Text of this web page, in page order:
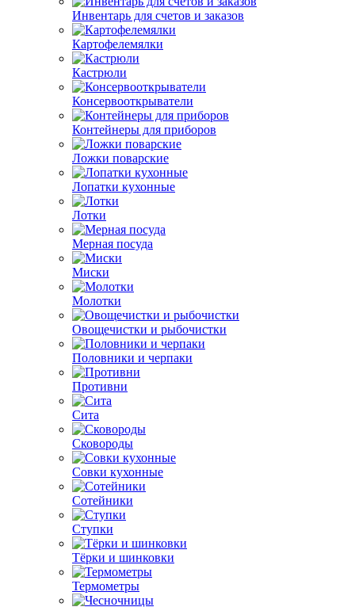
Инвентарь для счетов и заказов
Картофелемялки
Кастрюли
Консервооткрыватели
Контейнеры для приборов
Ложки поварские
Лопатки кухонные
Лотки
Мерная посуда
Миски
Молотки
Овощечистки и рыбочистки
Половники и черпаки
Противни
Сита
Сковороды
Совки кухонные
Сотейники
Ступки
Тёрки и шинковки
Термометры